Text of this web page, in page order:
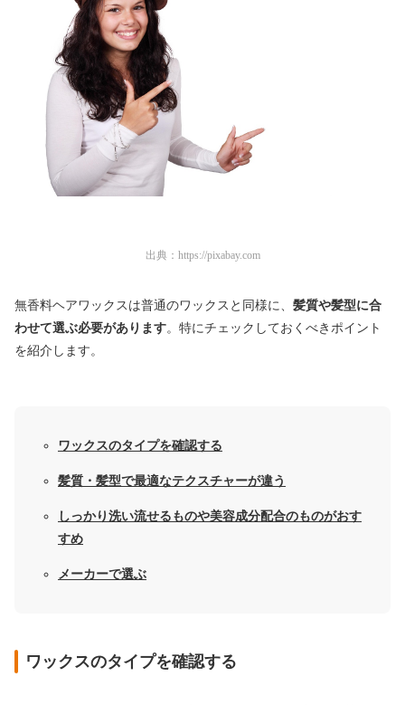
出典： https://pixabay.com
無香料ヘアワックスは普通のワックスと同様に、 髪質や髪型に合
わせて選ぶ必要があります。特にチェックしておくべきポイント
を紹介します。
ワックスのタイプを確認する
髪質・髪型で最適なテクスチャーが違う
しっかり洗い流せるものや美容成分配合のものがおす
すめ
メーカーで選ぶ
ワックスのタイプを確認する